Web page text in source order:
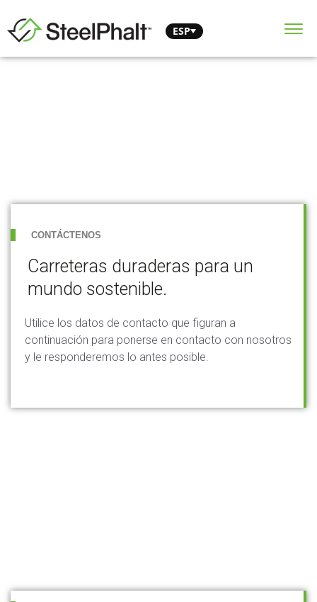
ESP
CONTÁCTENOS
Carreteras duraderas para un
mundo sostenible.
Utilice los datos de contacto que figuran a
continuación para ponerse en contacto con nosotros
y le responderemos lo antes posible.